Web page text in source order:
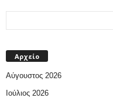
Αρχείο
Αύγουστος 2026
Ιούλιος 2026